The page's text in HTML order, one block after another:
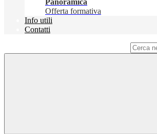
Panoramica
Offerta formativa
Info utili
Contatti